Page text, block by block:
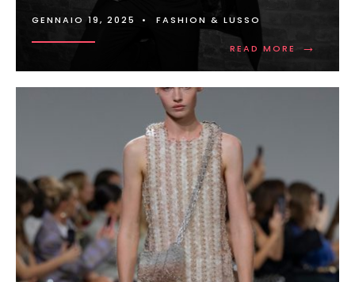
GENNAIO 19, 2025 • FASHION & LUSSO
READ MORE →
READ
40
AVEDON
NIPOTE
DEL
FAMOSO
RICHARD